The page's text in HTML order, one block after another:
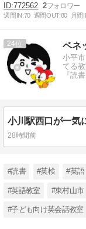
772562 2
週間IN:70 週間OUT:80 月間
24
小平
てる
『読
28時間前
#読書 #英検 #英語
#英語教室 #東村山市
#子ども向け英会話教室